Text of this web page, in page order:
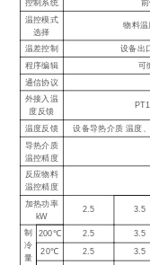
控制系统
温控模式
选择
物料
温差控制 设备出
程序编辑
可
通信协议
外接入温
度反馈
温度反馈
设备导热介质 温度
导热介质
温控精度
反应物料
温控精度
加热功率
kW
2.5 3.5
制
冷
量
200℃ 2.5 3.5
20℃
2.5 3.5